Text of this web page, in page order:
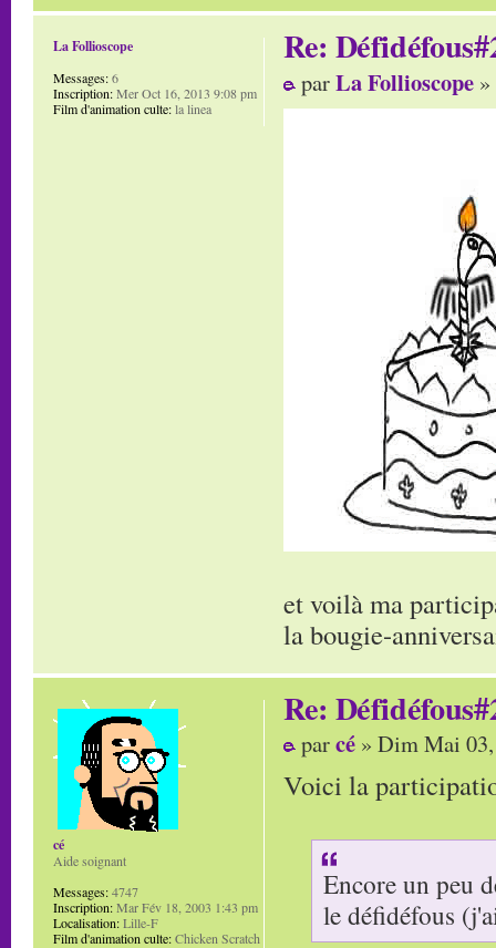
Re:
parLa Follioscope
et voilà ma
la bougie-
La Follioscope
Messages:6
Inscription:Mer Oct 16, 2013 9:08 pm
Film d'animation culte:la linea
Re:
parcé » Dim Mai
Voici la
Encore un peu
le défidéfous
cé
Aide soignant
Messages:4747
Inscription:Mar Fév 18, 2003 1:43 pm
Localisation:Lille-F
Film d'animation culte:Chicken Scratch